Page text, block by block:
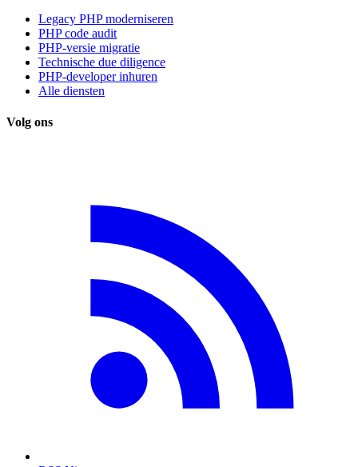
Legacy PHP moderniseren
PHP code audit
PHP-versie migratie
Technische due diligence
PHP-developer inhuren
Alle diensten
Volg ons